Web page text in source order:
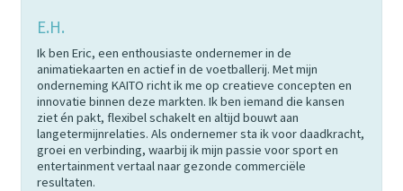
E.H.
Ik ben Eric, een enthousiaste ondernemer in de
animatiekaarten en actief in de voetballerij. Met mijn
onderneming KAITO richt ik me op creatieve concepten en
innovatie binnen deze markten. Ik ben iemand die kansen
ziet én pakt, flexibel schakelt en altijd bouwt aan
langetermijnrelaties. Als ondernemer sta ik voor daadkracht,
groei en verbinding, waarbij ik mijn passie voor sport en
entertainment vertaal naar gezonde commerciële
resultaten.